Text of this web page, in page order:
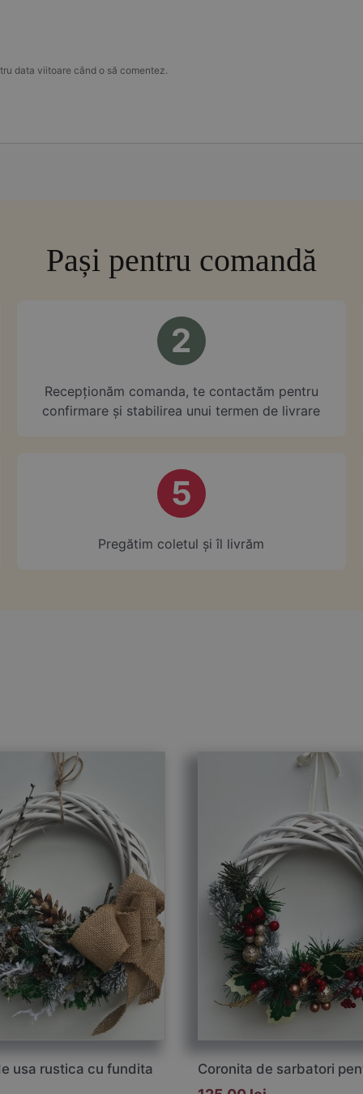
data viitoare când o să comentez.
Pași pentru comandă
2
⁠Recepționăm comanda, te contactăm pentru
confirmare și stabilirea unui termen de livrare
5
Pregătim coletul și îl livrăm
usa rustica cu fundita
Coronita de sarbatori